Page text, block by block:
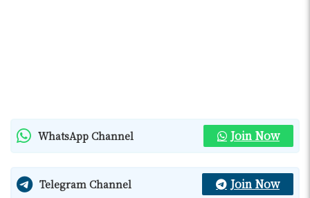
WhatsApp Channel Join Now
Telegram Channel Join Now